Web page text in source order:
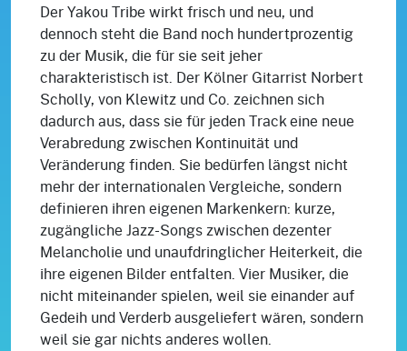
Der Yakou Tribe wirkt frisch und neu, und
dennoch steht die Band noch hundertprozentig
zu der Musik, die für sie seit jeher
charakteristisch ist. Der Kölner Gitarrist Norbert
Scholly, von Klewitz und Co. zeichnen sich
dadurch aus, dass sie für jeden Track eine neue
Verabredung zwischen Kontinuität und
Veränderung finden. Sie bedürfen längst nicht
mehr der internationalen Vergleiche, sondern
definieren ihren eigenen Markenkern: kurze,
zugängliche Jazz-Songs zwischen dezenter
Melancholie und unaufdringlicher Heiterkeit, die
ihre eigenen Bilder entfalten. Vier Musiker, die
nicht miteinander spielen, weil sie einander auf
Gedeih und Verderb ausgeliefert wären, sondern
weil sie gar nichts anderes wollen.